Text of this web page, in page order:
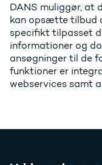
DANS muliggør, at
kan opsætte tilbud
specifikt tilpasset
informationer og
ansøgninger til de
funktioner er
webservices samt